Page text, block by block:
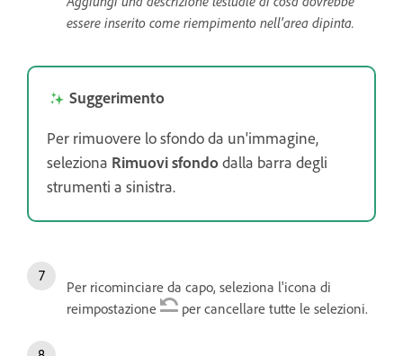
essere inserito come riempimento nell'area dipinta.
Suggerimento
Per rimuovere lo sfondo da un'immagine,
seleziona Rimuovi sfondodalla barra degli
strumenti a sinistra.
Per ricominciare da capo, seleziona l'icona di
reimpostazione
per cancellare tutte le selezioni.